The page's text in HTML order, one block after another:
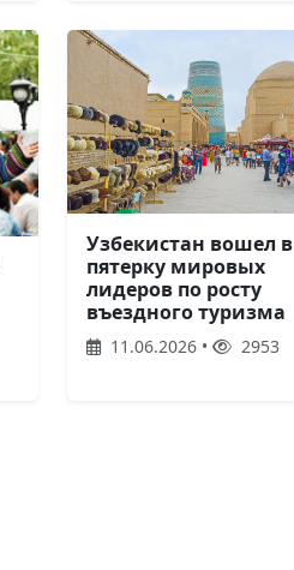
Узбекистан вошел в
пятерку мировых
лидеров по росту
въездного туризма
11.06.2026 • 2953